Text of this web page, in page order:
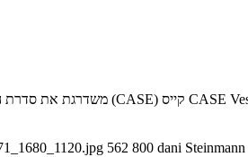
562 800 dani Steinmann